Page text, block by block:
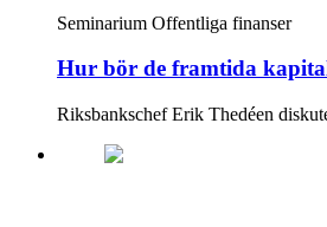
Seminarium Offentliga finanser
Hur bör de framtida
Riksbankschef Erik Thedéen